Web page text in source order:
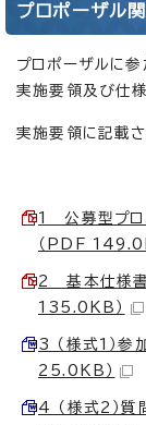
プロポーザル
プロポーザルに
実施要領及び仕様
実施要領に記載さ
1 公募型プロ
（PDF
2 基本仕様書
135.0KB）
3 （様式1）参
25.0KB）
4 （様式2）質